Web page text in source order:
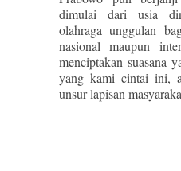
dimulai dari usia
olahraga unggulan
nasional maupun
menciptakan suasana
yang kami cintai ini,
unsur lapisan